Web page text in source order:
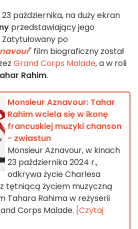
23 października, na duży ekran
przedstawiający jego
po
" film biograficzny został
Grand Corps Malade, a w roli
Rahim.
Monsieur Aznavour: Tahar
Rahim wciela się w ikonę
francuskiej muzyki chanson
- zwiastun
Monsieur Aznavour, w kinach
23 października 2024 r.,
odkrywa życie Charlesa
tętniącą życiem muzyczną
Tahara Rahima w reżyserii
Corps Malade. [Czytaj